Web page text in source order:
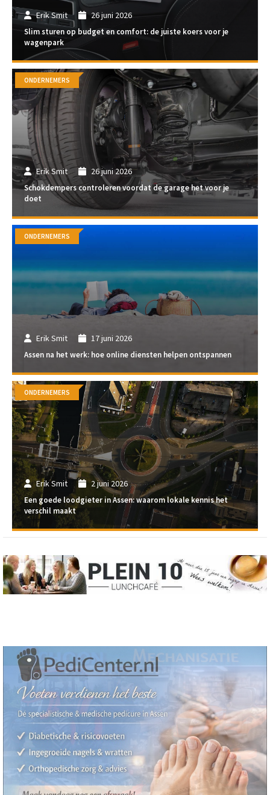
Erik Smit 26 juni 2026
Slim sturen op budget en comfort: de juiste koers voor je
wagenpark
Erik Smit 26 juni 2026
Schokdempers controleren voordat de garage het voor je
doet
ONDERNEMERS
Erik Smit 17 juni 2026
Assen na het werk: hoe online diensten helpen ontspannen
ONDERNEMERS
Erik Smit 2 juni 2026
Een goede loodgieter in Assen: waarom lokale kennis het
verschil maakt
ONDERNEMERS